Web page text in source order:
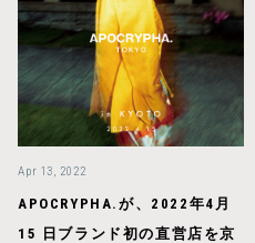
Apr 13, 2022
APOCRYPHA.が、2022年4月
15 日ブランド初の直営店を京